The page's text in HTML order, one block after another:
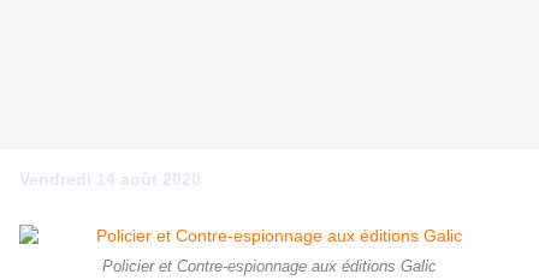
Vendredi 14 août 2020
Policier et Contre-espionnage aux éditions Galic